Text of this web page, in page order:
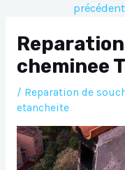
l’articleprécédent
cheminee
/ Reparation de
etancheite